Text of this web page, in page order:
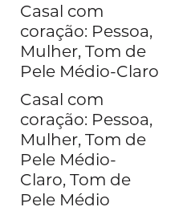
Casal com
coração: Pessoa,
Mulher, Tom de
Pele Médio-Claro
Casal com
coração: Pessoa,
Mulher, Tom de
Pele Médio-
Claro, Tom de
Pele Médio